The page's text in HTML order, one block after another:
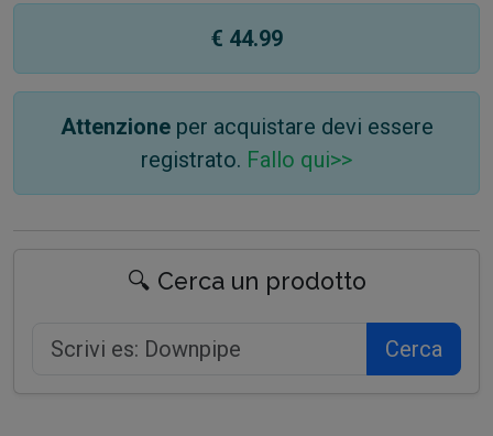
€ 44.99
Attenzioneper acquistare devi essere
registrato. Fallo qui>>
🔍 Cerca un prodotto
Cerca